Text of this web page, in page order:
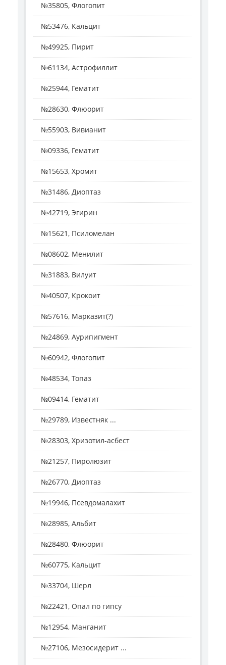
№35805, Флогопит
№53476, Кальцит
№49925, Пирит
№61134, Астрофиллит
№25944, Гематит
№28630, Флюорит
№55903, Вивианит
№09336, Гематит
№15653, Хромит
№31486, Диоптаз
№42719, Эгирин
№15621, Псиломелан
№08602, Менилит
№31883, Вилуит
№40507, Крокоит
№57616, Марказит(?)
№24869, Аурипигмент
№60942, Флогопит
№48534, Топаз
№09414, Гематит
№29789, Известняк ...
№28303, Хризотил-асбест
№21257, Пиролюзит
№26770, Диоптаз
№19946, Псевдомалахит
№28985, Альбит
№28480, Флюорит
№60775, Кальцит
№33704, Шерл
№22421, Опал по гипсу
№12954, Манганит
№27106, Мезосидерит ...